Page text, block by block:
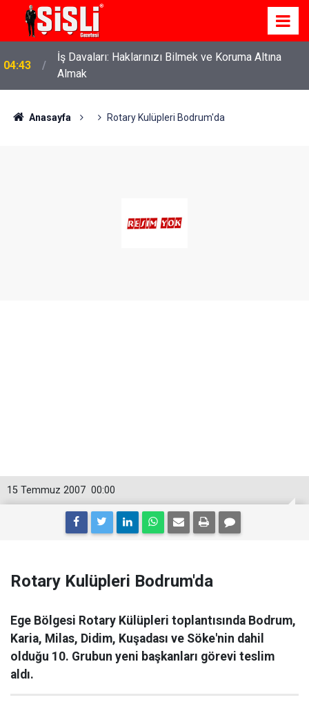
04:43
İş Davaları: Haklarınızı Bilmek ve Koruma Altına
Almak
Anasayfa Rotary Kulüpleri Bodrum'da
00:00
15 Temmuz 2007
Rotary Kulüpleri Bodrum'da
Ege Bölgesi Rotary Külüpleri toplantısında Bodrum,
Karia, Milas, Didim, Kuşadası ve Söke'nin dahil
olduğu 10. Grubun yeni başkanları görevi teslim
aldı.